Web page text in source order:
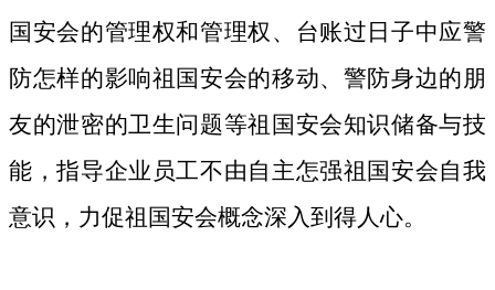
国安会的管理权和管理权、台账过日子中应警
防怎样的影响祖国安会的移动、警防身边的朋
友的泄密的卫生问题等祖国安会知识储备与技
能，指导企业员工不由自主怎强祖国安会自我
意识，力促祖国安会概念深入到得人心。